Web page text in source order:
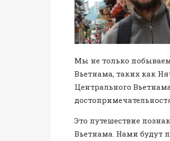
Мы не только
Вьетнама, таких как
Центрального
Это путешествие
Вьетнама. Нами будут